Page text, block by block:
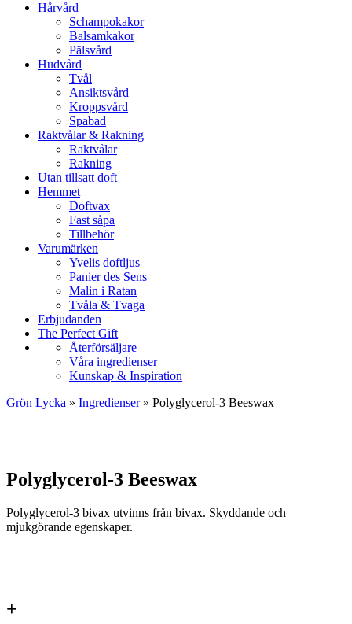
Hårvård
Schampokakor
Balsamkakor
Pälsvård
Hudvård
Tvål
Ansiktsvård
Kroppsvård
Spabad
Raktvålar & Rakning
Raktvålar
Rakning
Utan tillsatt doft
Hemmet
Doftvax
Fast såpa
Tillbehör
Varumärken
Yvelis doftljus
Panier des Sens
Malin i Ratan
Tvåla & Tvaga
Erbjudanden
The Perfect Gift
Återförsäljare
Våra ingredienser
Kunskap & Inspiration
Grön Lycka » Ingredienser» Polyglycerol-3 Beeswax
Polyglycerol-3 Beeswax
Polyglycerol-3 bivax utvinns från bivax. Skyddande och
mjukgörande egenskaper.
+